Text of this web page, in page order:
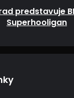
predstavuje
Superhooligan